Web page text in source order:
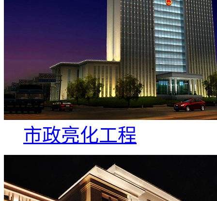
市政亮化工程